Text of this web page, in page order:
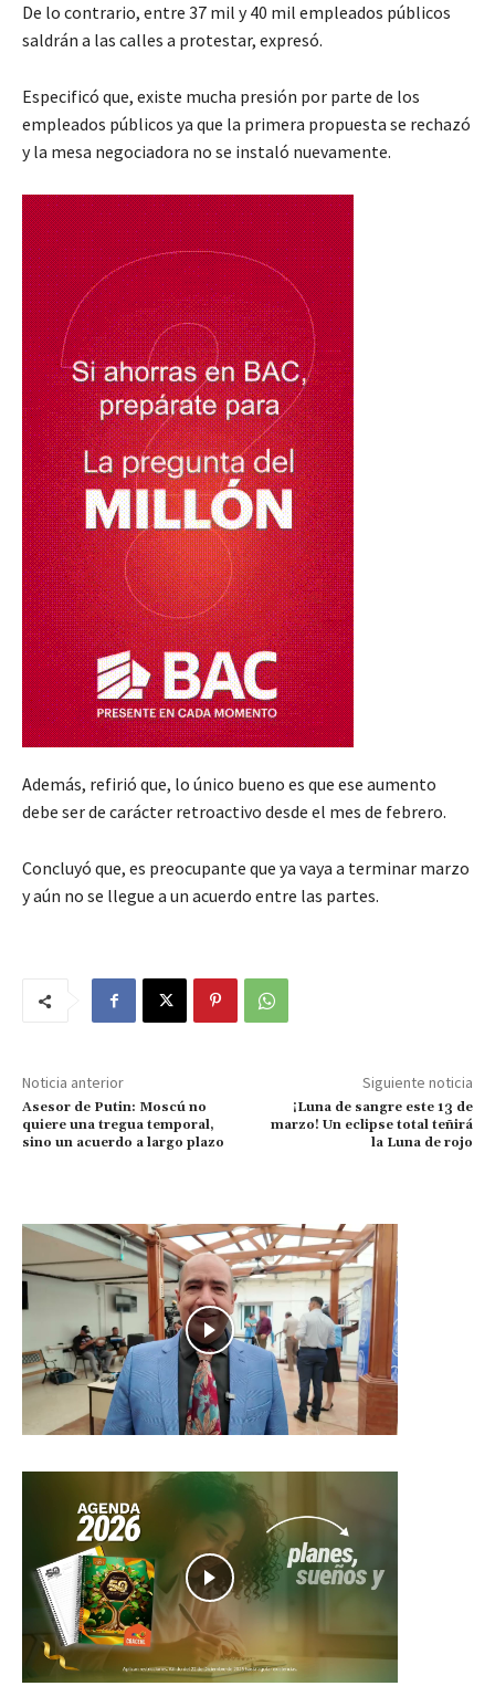
De lo contrario, entre 37 mil y 40 mil empleados públicos
saldrán a las calles a protestar, expresó.
Especificó que, existe mucha presión por parte de los
empleados públicos ya que la primera propuesta se rechazó
y la mesa negociadora no se instaló nuevamente.
Además, refirió que, lo único bueno es que ese aumento
debe ser de carácter retroactivo desde el mes de febrero.
Concluyó que, es preocupante que ya vaya a terminar marzo
y aún no se llegue a un acuerdo entre las partes.
Noticia anterior
Asesor de Putin: Moscú no
quiere una tregua temporal,
sino un acuerdo a largo plazo
Siguiente noticia
¡Luna de sangre este 13 de
marzo! Un eclipse total teñirá
la Luna de rojo